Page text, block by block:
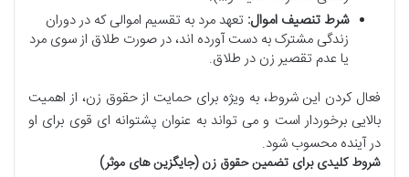
شرط تنصیف اموال: تعهد مرد به تقسیم اموالی که در دوران
زندگی مشترک به دست آورده اند، در صورت طلاق از سوی مرد
یا عدم تقصیر زن در طلاق.
فعال کردن این شروط، به ویژه برای حمایت از حقوق زن، از اهمیت
بالایی برخوردار است و می تواند به عنوان پشتوانه ای قوی برای او
در آینده محسوب شود.
شروط کلیدی برای تضمین حقوق زن (جایگزین های موثر)